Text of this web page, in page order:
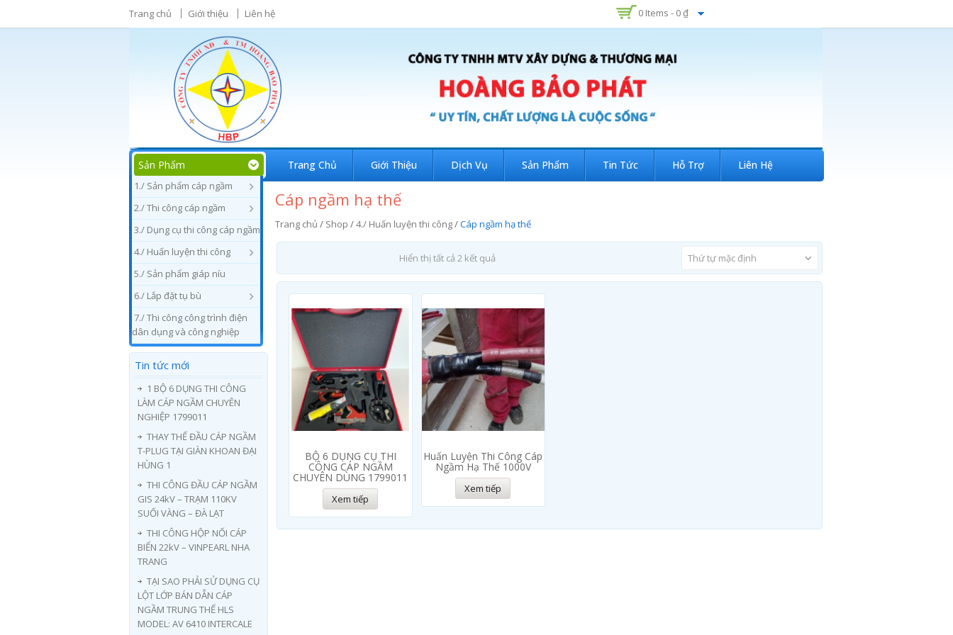
Trang chủ Giới thiệu Liên hệ 0 Items - 0 ₫
Sản Phẩm
1./ Sản phẩm cáp ngầm
2./ Thi công cáp ngầm
3./ Dụng cụ thi công cáp ngầm
4./ Huấn luyện thi công
5./ Sản phẩm giáp níu
6./ Lắp đặt tụ bù
7./ Thi công công trình điện
dân dụng và công nghiệp
Trang Chủ Giới Thiệu Dịch Vụ Sản Phẩm Tin Tức Hỗ Trợ Liên Hệ
Cáp ngầm hạ thế
Trang chủ / Shop /4./ Huấn luyện thi công/Cáp ngầm hạ thế
Hiển thị tất cả 2 kết quả Thứ tự mặc định
BỘ 6 DỤNG CỤ THI
CÔNG CÁP NGẦM
CHUYÊN DÙNG 1799011
Xem tiếp
Huấn Luyện Thi Công Cáp
Ngầm Hạ Thế 1000V
Xem tiếp
Tin tức mới
1 BỘ 6 DỤNG THI CÔNG
LÀM CÁP NGẦM CHUYÊN
NGHIỆP 1799011
THAY THẾ ĐẦU CÁP NGẦM
T-PLUG TẠI GIÀN KHOAN ĐẠI
HÙNG 1
THI CÔNG ĐẦU CÁP NGẦM
GIS 24kV – TRẠM 110KV
SUỐI VÀNG – ĐÀ LẠT
THI CÔNG HỘP NỐI CÁP
BIỂN 22kV – VINPEARL NHA
TRANG
TẠI SAO PHẢI SỬ DỤNG CỤ
LỘT LỚP BÁN DẪN CÁP
NGẦM TRUNG THẾ HLS
MODEL: AV 6410 INTERCALE